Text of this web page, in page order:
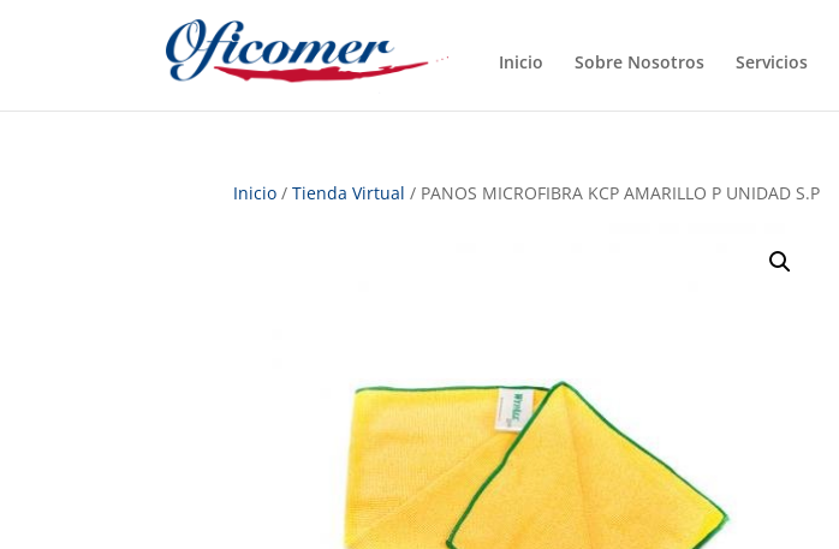
Inicio Sobre Nosotros Servicios
Inicio/ Tienda Virtual / PANOS MICROFIBRA KCP AMARILLO P UNIDAD S.P